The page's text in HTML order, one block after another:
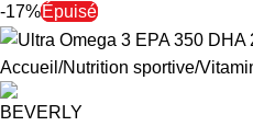
-17%Épuisé
Accueil Nutrition sportive